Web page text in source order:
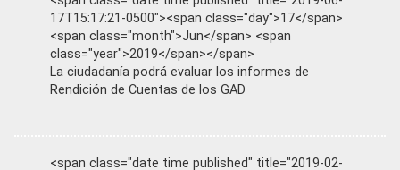
17T15:17:21-0500"><span class="day">17</span>
<span class="month">Jun</span> <span
class="year">2019</span></span>
La ciudadanía podrá evaluar los informes de
Rendición de Cuentas de los GAD
<span class="date time published" title="2019-02-